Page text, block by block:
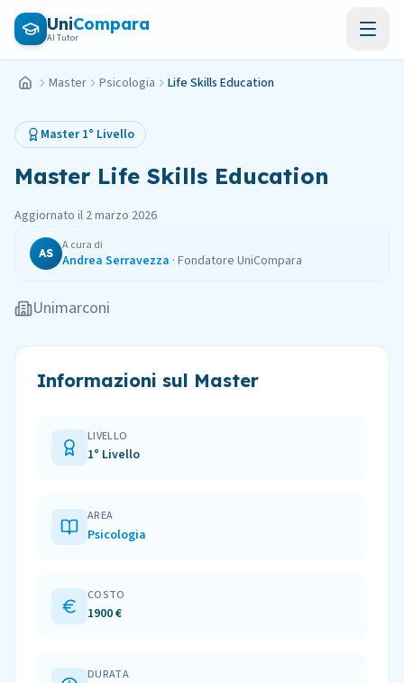
Vai al contenuto principale
UniCompara
AI Tutor
Home Master Psicologia Life Skills Education
Master1° Livello
Master Life Skills Education
Aggiornato il 2 marzo 2026
AS
A cura di
Andrea Serravezza · Fondatore UniCompara
Unimarconi
Informazioni sul Master
LIVELLO
1° Livello
AREA
Psicologia
COSTO
1900 €
DURATA